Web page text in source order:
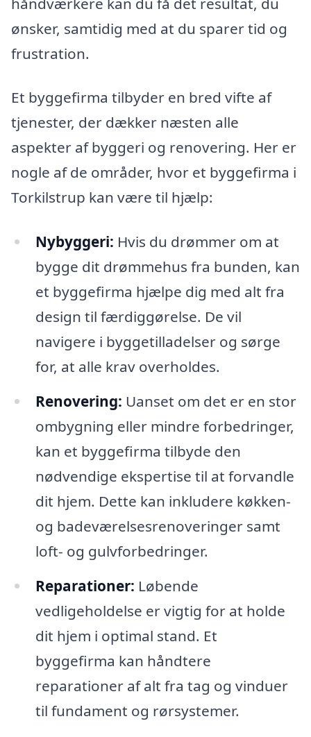
ønsker, samtidig med at du sparer tid og
frustration.
Et byggefirma tilbyder en bred vifte af
tjenester, der dækker næsten alle
aspekter af byggeri og renovering. Her er
nogle af de områder, hvor et byggefirma i
Torkilstrup kan være til hjælp:
Nybyggeri: Hvis du drømmer om at
bygge dit drømmehus fra bunden, kan
et byggefirma hjælpe dig med alt fra
design til færdiggørelse. De vil
navigere i byggetilladelser og sørge
for, at alle krav overholdes.
Renovering: Uanset om det er en stor
ombygning eller mindre forbedringer,
kan et byggefirma tilbyde den
nødvendige ekspertise til at forvandle
dit hjem. Dette kan inkludere køkken-
og badeværelsesrenoveringer samt
loft- og gulvforbedringer.
Reparationer: Løbende
vedligeholdelse er vigtig for at holde
dit hjem i optimal stand. Et
byggefirma kan håndtere
reparationer af alt fra tag og vinduer
til fundament og rørsystemer.